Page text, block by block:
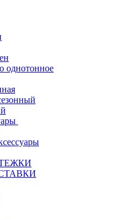
однотонное